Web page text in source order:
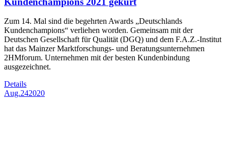
Zum 14. Mal sind die begehrten Awards „Deutschlands
Kundenchampions“ verliehen worden. Gemeinsam mit der
Deutschen Gesellschaft für Qualität (DGQ) und dem F.A.Z.-Institut
hat das Mainzer Marktforschungs- und Beratungsunternehmen
2HMforum. Unternehmen mit der besten Kundenbindung
ausgezeichnet.
Details
Aug.242020